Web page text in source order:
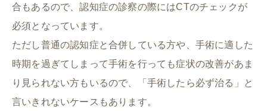
合もあるので、認知症の診察の際にはCTのチェックが
必須となっています。
ただし普通の認知症と合併している方や、手術に適した
時期を過ぎてしまって手術を行っても症状の改善があま
り見られない方もいるので、「手術したら必ず治る」と
言いきれないケースもあります。